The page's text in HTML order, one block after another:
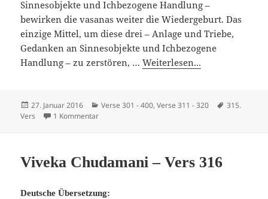
Sinnesobjekte und Ichbezogene Handlung –
bewirken die vasanas weiter die Wiedergeburt. Das
einzige Mittel, um diese drei – Anlage und Triebe,
Gedanken an Sinnesobjekte und Ichbezogene
Handlung – zu zerstören, …Weiterlesen...
Veröffentlicht
am
27. Januar 2016 Kategorien
Verse 301 - 400,Verse 311 - 320
315.
Vers
1 Kommentarzu Viveka Chudamani – Vers 315
Viveka Chudamani – Vers 316
Deutsche Übersetzung: